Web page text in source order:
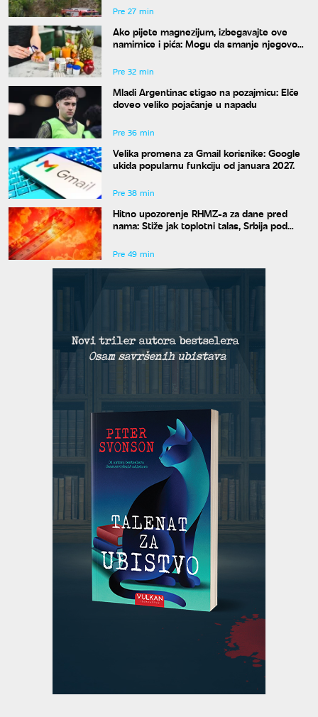
Pre 27 min
Ako pijete magnezijum, izbegavajte ove
namirnice i pića: Mogu da smanje njegovo
Pre 32 min
Mladi Argentinac stigao na pozajmicu: Elče
doveo veliko pojačanje u napadu
Pre 36 min
Velika promena za Gmail korisnike: Google
ukida popularnu funkciju od januara 2027.
Pre 38 min
Hitno upozorenje RHMZ-a za dane pred
nama: Stiže jak toplotni talas, Srbija pod
Pre 49 min